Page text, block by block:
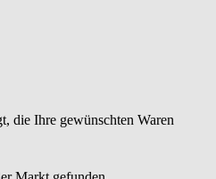
die Ihre gewünschten Waren